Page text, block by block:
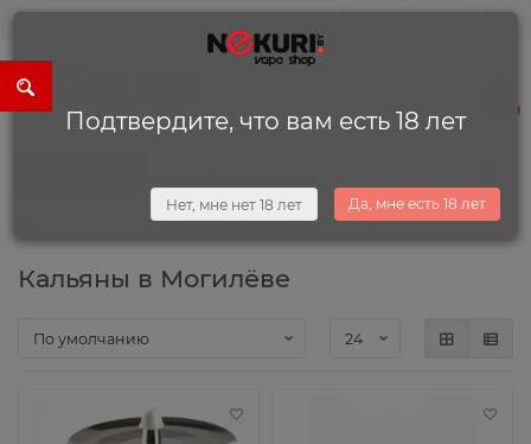
Кальяны в Могилёве
Подтвердите, что вам есть 18 лет
Нет, мне нет 18 лет Да, мне есть 18 лет